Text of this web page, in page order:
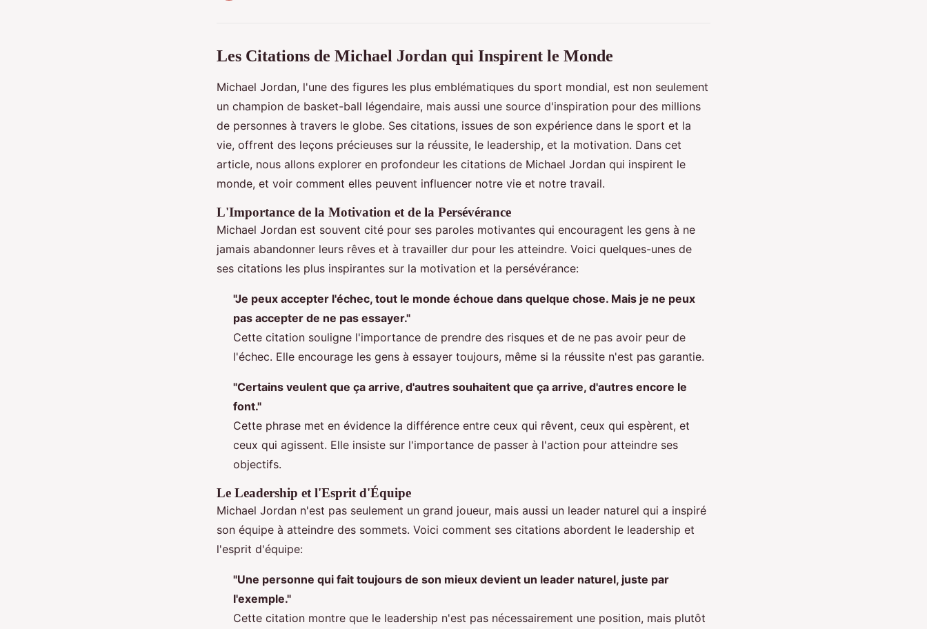
Les Citations de Michael Jordan qui Inspirent le Monde
Michael Jordan, l'une des figures les plus emblématiques du sport mondial, est non seulement
un champion de basket-ball légendaire, mais aussi une source d'inspiration pour des millions
de personnes à travers le globe. Ses citations, issues de son expérience dans le sport et la
vie, offrent des leçons précieuses sur la réussite, le leadership, et la motivation. Dans cet
article, nous allons explorer en profondeur les citations de Michael Jordan qui inspirent le
monde, et voir comment elles peuvent influencer notre vie et notre travail.
L'Importance de la Motivation et de la Persévérance
Michael Jordan est souvent cité pour ses paroles motivantes qui encouragent les gens à ne
jamais abandonner leurs rêves et à travailler dur pour les atteindre. Voici quelques-unes de
ses citations les plus inspirantes sur la motivation et la persévérance:
"Je peux accepter l'échec, tout le monde échoue dans quelque chose. Mais je ne peux
pas accepter de ne pas essayer."
Cette citation souligne l'importance de prendre des risques et de ne pas avoir peur de
l'échec. Elle encourage les gens à essayer toujours, même si la réussite n'est pas garantie.
"Certains veulent que ça arrive, d'autres souhaitent que ça arrive, d'autres encore le
font."
Cette phrase met en évidence la différence entre ceux qui rêvent, ceux qui espèrent, et
ceux qui agissent. Elle insiste sur l'importance de passer à l'action pour atteindre ses
objectifs.
Le Leadership et l'Esprit d'Équipe
Michael Jordan n'est pas seulement un grand joueur, mais aussi un leader naturel qui a inspiré
son équipe à atteindre des sommets. Voici comment ses citations abordent le leadership et
l'esprit d'équipe:
"Une personne qui fait toujours de son mieux devient un leader naturel, juste par
l'exemple."
Cette citation montre que le leadership n'est pas nécessairement une position, mais plutôt